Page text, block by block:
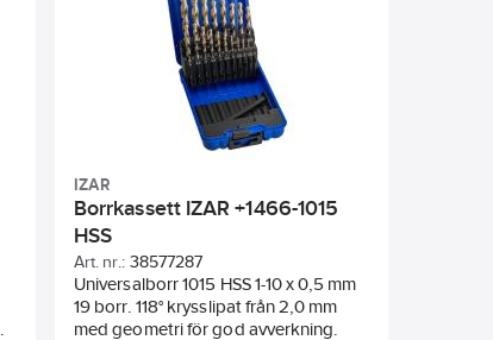
använd lägre hastighet och högre
matartryck samt gärna någon form av
kylning t.e.x. skärpasta art nr
78470886/78470881.
IZAR
Borrkassett IZAR +1466-1015
HSS
Art. nr.: 38577287
Universalborr 1015 HSS 1-10 x 0,5 mm
19 borr. 118° krysslipat från 2,0 mm
med geometri för god avverkning.